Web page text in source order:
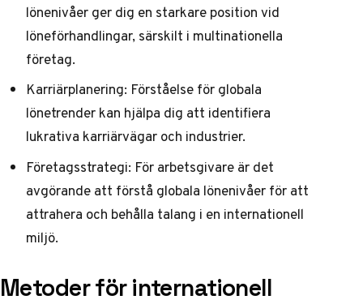
lönenivåer ger dig en starkare position vid
löneförhandlingar, särskilt i multinationella
företag.
Karriärplanering: Förståelse för globala
lönetrender kan hjälpa dig att identifiera
lukrativa karriärvägar och industrier.
Företagsstrategi: För arbetsgivare är det
avgörande att förstå globala lönenivåer för att
attrahera och behålla talang i en internationell
miljö.
Metoder för internationell